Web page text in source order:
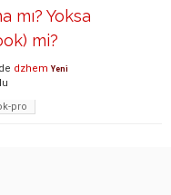
mı? Yoksa
mi?
dzhem Yeni
pro